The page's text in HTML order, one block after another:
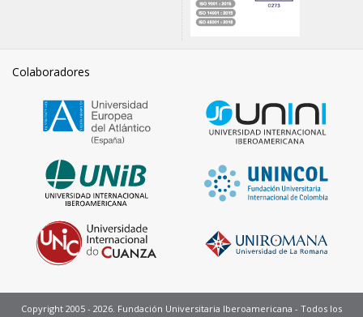
Colaboradores
Copyright 2005 - 2026. Fundación Universitaria Iberoamericana - Todos los